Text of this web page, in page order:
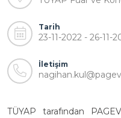
Tarih
23-11-2022 - 26-11-
İletişim
TÜYAP tarafından